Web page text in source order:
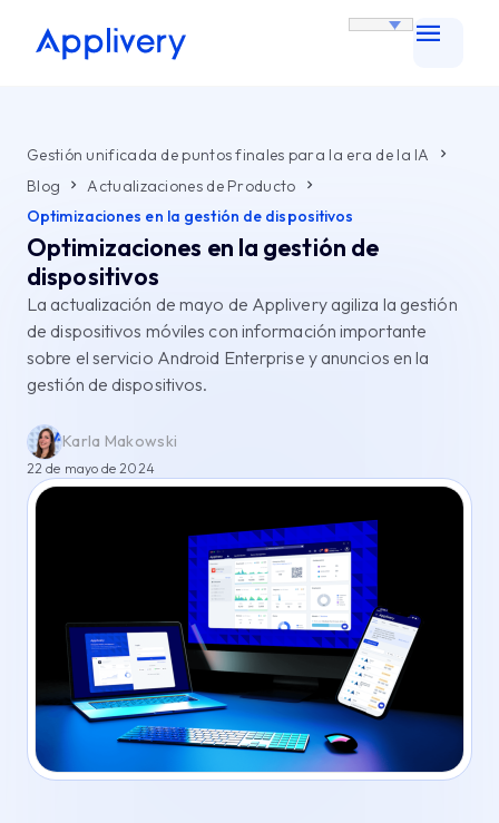
Gestión unificada de puntos finales para la era de la IA
Blog
Actualizaciones de Producto
Optimizaciones en la gestión de dispositivos
Optimizaciones en la gestión de
dispositivos
La actualización de mayo de Applivery agiliza la gestión
de dispositivos móviles con información importante
sobre el servicio Android Enterprise y anuncios en la
gestión de dispositivos.
Karla Makowski
22 de mayo de 2024